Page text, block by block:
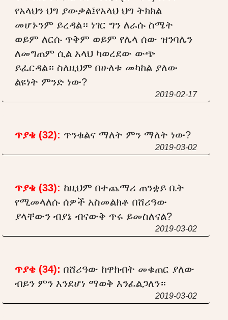
የአላህን ህግ ያውቃል፤የአላህ ህግ ትክክል
መሆኑንም ይረዳል። ነገር ግን ለራሱ ስሜት
ወይም ለርሱ ጥቅም ወይም የሌላ ሰው ዝንባሌን
ለመግጠም ሲል አላህ ካወረደው ውጭ
ይፈርዳል። ስለዚህም በሁለቱ መካከል ያለው
ልዩነት ምንድ ነው?
2019-02-17
ጥያቄ (32): ጥንቁልና ማለት ምን ማለት ነው?
2019-03-02
ጥያቄ (33): ከዚህም በተጨማሪ ጠንቋይ ቤት
የሚመላለሱ ሰዎች አስመልክቶ በሸሪዓው
ያላቸውን ብያኔ ብናውቅ ጥሩ ይመስለናል?
2019-03-02
ጥያቄ (34): በሸሪዓው ከዋክብት መቁጠር ያለው
ብይን ምን እንደሆነ ማወቅ እንፈልጋለን።
2019-03-02